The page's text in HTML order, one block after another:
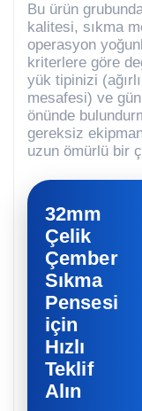
Bu ürün
kalitesi, sıkma
operasyon
kriterlere göre
yük tipinizi
mesafesi) ve
önünde
gereksiz
uzun ömürlü bir
32mm
Çelik
Çember
Sıkma
Pensesi
için
Hızlı
Teklif
Alın